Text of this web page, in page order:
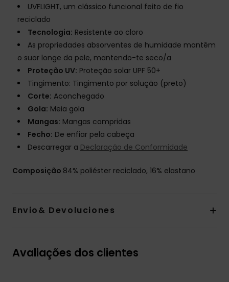
UVFLIGHT, um clássico funcional feito de fio
reciclado
Tecnologia: Resistente ao cloro
As propriedades absorventes de humidade mantêm
o suor longe da pele, mantendo-te seco/a
Proteção UV: Proteção solar UPF 50+
Tingimento: Tingimento por solução (preto)
Corte: Aconchegado
Gola: Meia gola
Mangas: Mangas compridas
Fecho: De enfiar pela cabeça
Descarregar a Declaração de Conformidade
Composição 84% poliéster reciclado, 16% elastano
Envio& Devoluciones
Avaliações dos clientes